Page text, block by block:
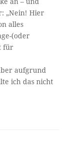
„Nein! Hier
alles
(oder
für
aufgrund
ich das nicht